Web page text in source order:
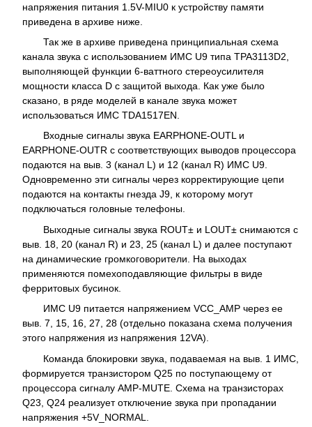
напряжения питания 1.5V-MIU0 к устройству памяти
приведена в архиве ниже.
Так же в архиве приведена принципиальная схема
канала звука с использованием ИМС U9 типа TPA3113D2,
выполняющей функции 6-ваттного стереоусилителя
мощности класса D с защитой выхода. Как уже было
сказано, в ряде моделей в канале звука может
использоваться ИМС TDA1517EN.
Входные сигналы звука EARPHONE-OUTL и
EARPHONE-OUTR с соответствующих выводов процессора
подаются на выв. 3 (канал L) и 12 (канал R) ИМС U9.
Одновременно эти сигналы через корректирующие цепи
подаются на контакты гнезда J9, к которому могут
подключаться головные телефоны.
Выходные сигналы звука ROUT± и LOUT± снимаются с
выв. 18, 20 (канал R) и 23, 25 (канал L) и далее поступают
на динамические громкоговорители. На выходах
применяются помехоподавляющие фильтры в виде
ферритовых бусинок.
ИМС U9 питается напряжением VCC_AMP через ее
выв. 7, 15, 16, 27, 28 (отдельно показана схема получения
этого напряжения из напряжения 12VA).
Команда блокировки звука, подаваемая на выв. 1 ИМС,
формируется транзистором Q25 по поступающему от
процессора сигналу AMP-MUTE. Схема на транзисторах
Q23, Q24 реализует отключение звука при пропадании
напряжения +5V_NORMAL.